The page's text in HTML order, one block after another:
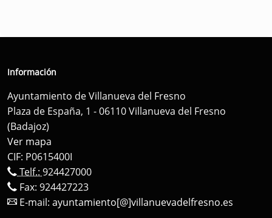
Información
Ayuntamiento de Villanueva del Fresno
Plaza de España, 1 - 06110 Villanueva del Fresno
(Badajoz)
Ver mapa
CIF: P0615400I
Telf.: 924427000
Fax: 924427223
E-mail: ayuntamiento[@]villanuevadelfresno.es